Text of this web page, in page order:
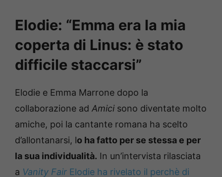
Elodie: “Emma era la mia
coperta di Linus: è stato
difficile staccarsi”
Elodie e Emma Marrone dopo la
collaborazione ad Amicisono diventate molto
amiche, poi la cantante romana ha scelto
d’allontanarsi, lo ha fatto per se stessa e per
la sua individualità. In un’intervista rilasciata
a Vanity Fair Elodie ha rivelato il perchè di